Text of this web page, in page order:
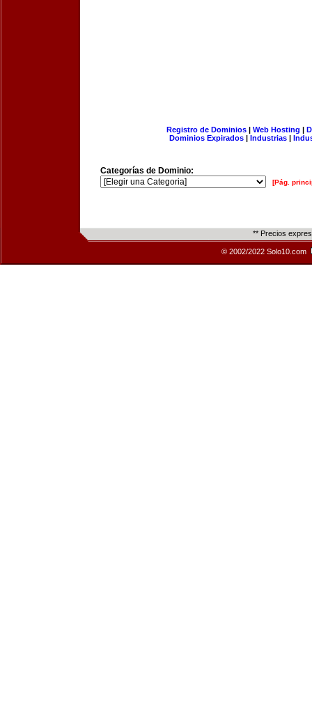
Registro de Dominios| Web Hosting |
Dominios Expirados | Industrias |
Categorías de Dominio:
[Pág.
** Precios
© 2002/2022 Solo10.com